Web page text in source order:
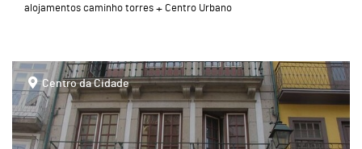
alojamentos caminho torres Centro Urbano
page
Centro da Cidade